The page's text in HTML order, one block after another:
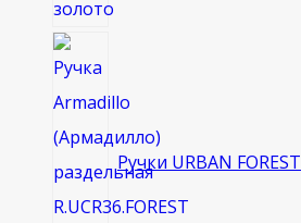
Ручки URBAN FOREST